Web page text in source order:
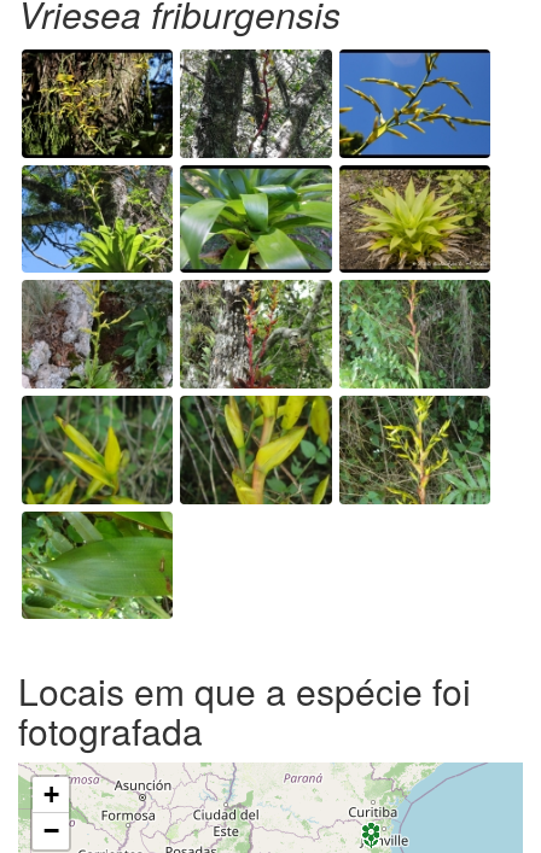
Vriesea friburgensis
Locais em que a espécie foi
fotografada
+
−